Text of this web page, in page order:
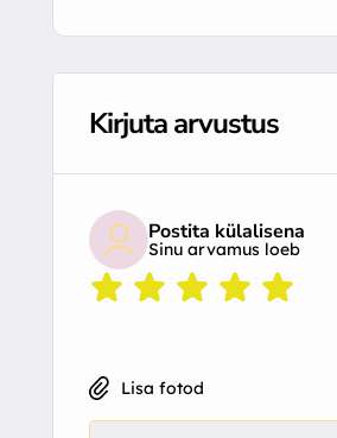
Kirjuta arvustus
Postita külalisena
Sinu arvamus loeb
Lisa fotod